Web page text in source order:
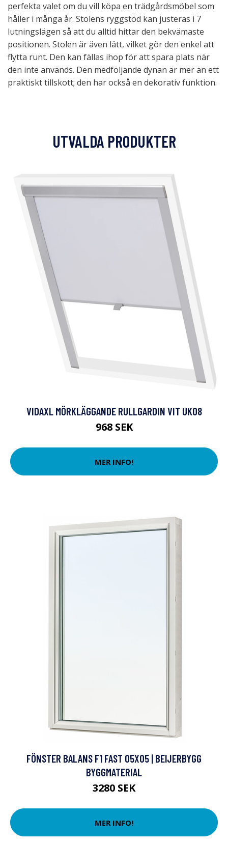
perfekta valet om du vill köpa en trädgårdsmöbel som
håller i många år. Stolens ryggstöd kan justeras i 7
lutningslägen så att du alltid hittar den bekvämaste
positionen. Stolen är även lätt, vilket gör den enkel att
flytta runt. Den kan fällas ihop för att spara plats när
den inte används. Den medföljande dynan är mer än ett
praktiskt tillskott; den har också en dekorativ funktion.
UTVALDA PRODUKTER
VIDAXL MÖRKLÄGGANDE RULLGARDIN VIT UK08
968 SEK
MER INFO!
FÖNSTER BALANS F1 FAST 05X05 | BEIJERBYGG
BYGGMATERIAL
3280 SEK
MER INFO!